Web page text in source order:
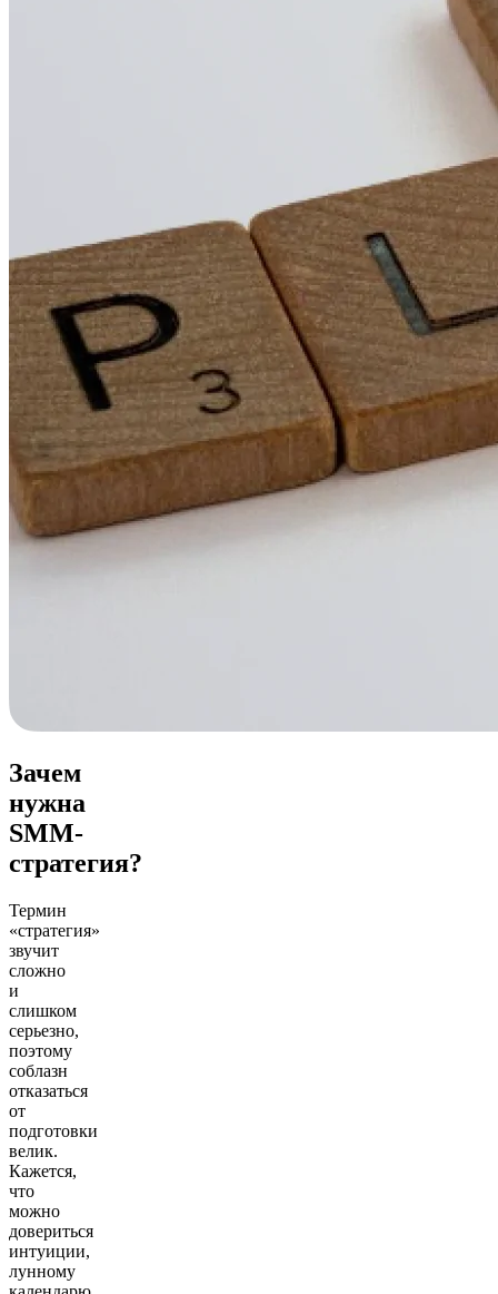
Зачем
нужна
SMM-
стратегия?
Термин
«стратегия»
звучит
сложно
и
слишком
серьезно,
поэтому
соблазн
отказаться
от
подготовки
велик.
Кажется,
что
можно
довериться
интуиции,
лунному